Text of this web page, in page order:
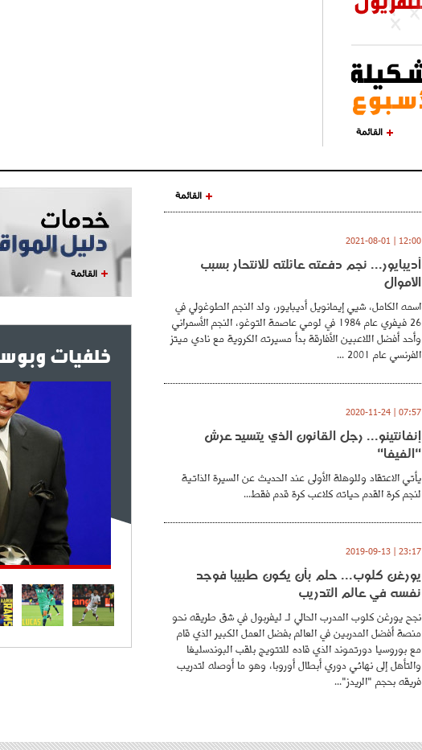
القائمة
القائمة
12:00 | 2021-08-01
أديبايور... نجم دفعته عائلته للانتحار بسبب
الأموال
اسمه الكامل، شيي إيمانويل أديبايور، ولد النجم الطوغولي في
26 فيفري عام 1984 في لومي عاصمة التوغو، النجم الأسمراني
وأحد أفضل اللاعبين الأفارقة بدأ مسيرته الكروية مع نادي ميتز
الفرنسي عام 2001 ...
07:57 | 2020-11-24
إنفانتينو... رجل القانون الذي يتسيد عرش
"الفيفا"
يأتي الاعتقاد وللوهلة الأولى عند الحديث عن السيرة الذاتية
لنجم كرة القدم حياته كلاعب كرة قدم فقط...
23:17 | 2019-09-13
يورغن كلوب... حلم بأن يكون طبيبا فوجد
نفسه في عالم التدريب
نجح يورغن كلوب المدرب الحالي لـ ليفربول في شق طريقه نحو
منصة أفضل المدربين في العالم بفضل العمل الكبير الذي قام
مع بوروسيا دورتموند الذي قاده للتتويج بلقب البوندسليغا
والتأهل إلى نهائي دوري أبطال أوروبا، وهو ما أوصله لتدريب
فريقه بحجم "الريدز"...
القائمة
خلفيات